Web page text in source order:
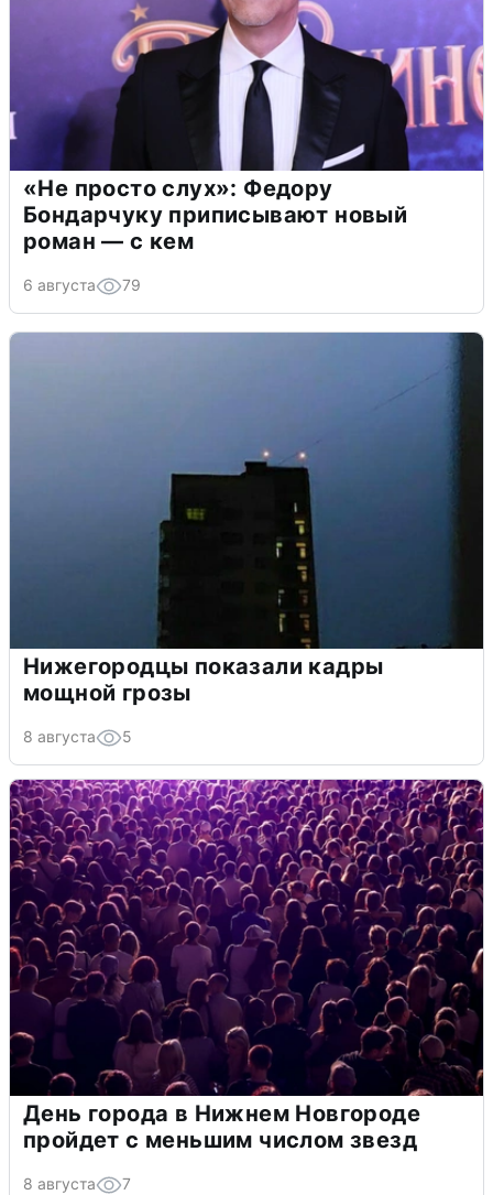
«Не просто слух»: Федору
Бондарчуку приписывают новый
роман — с кем
6 августа 79
Нижегородцы показали кадры
мощной грозы
8 августа 5
День города в Нижнем Новгороде
пройдет с меньшим числом звезд
8 августа 7